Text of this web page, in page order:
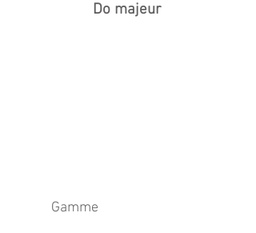
Do majeur
Gamme